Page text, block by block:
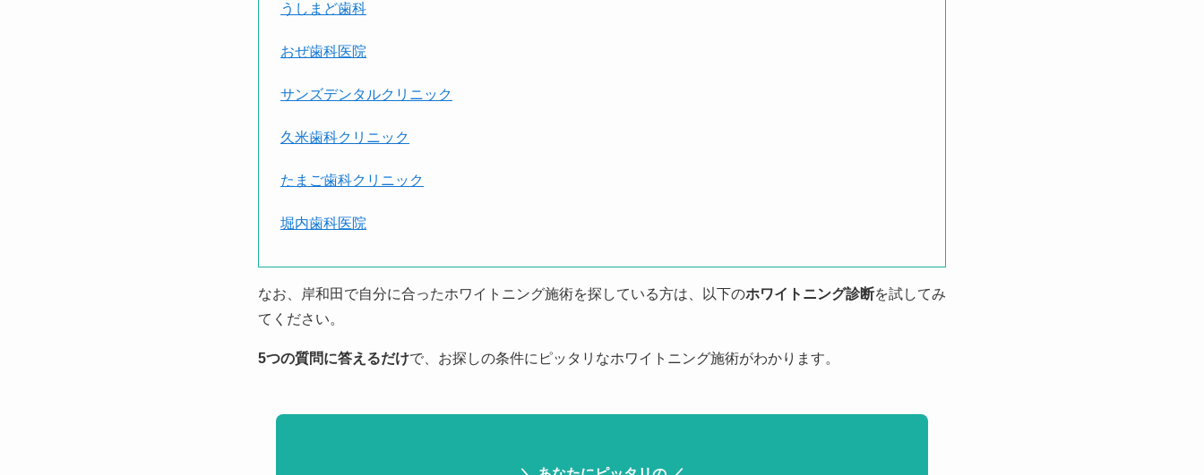
うしまど歯科
おぜ歯科医院
サンズデンタルクリニック
久米歯科クリニック
たまご歯科クリニック
堀内歯科医院
なお、岸和田で自分に合ったホワイトニング施術を探している方は、以下のホワイトニング診断を試してみ
てください。
5つの質問に答えるだけで、お探しの条件にピッタリなホワイトニング施術がわかります。